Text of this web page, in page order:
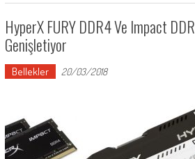
HyperX FURY DDR4 Ve Impact
Genişletiyor
Bellekler 20/03/2018